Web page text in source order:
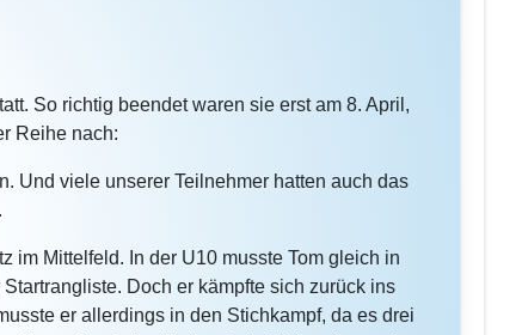
So richtig beendet waren sie erst am 8. April,
Reihe nach:
Und viele unserer Teilnehmer hatten auch das
im Mittelfeld. In der U10 musste Tom gleich in
Doch er kämpfte sich zurück ins
er allerdings in den Stichkampf, da es drei